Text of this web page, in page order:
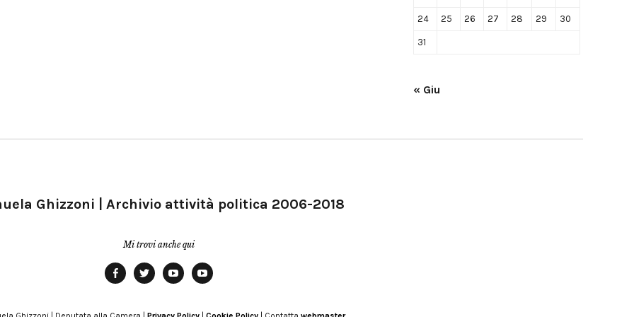
24 25 26 27 28 29 30
31
« Giu
Ghizzoni | Archivio attività politica 2006-2018
Mi trovi anche qui
Modena